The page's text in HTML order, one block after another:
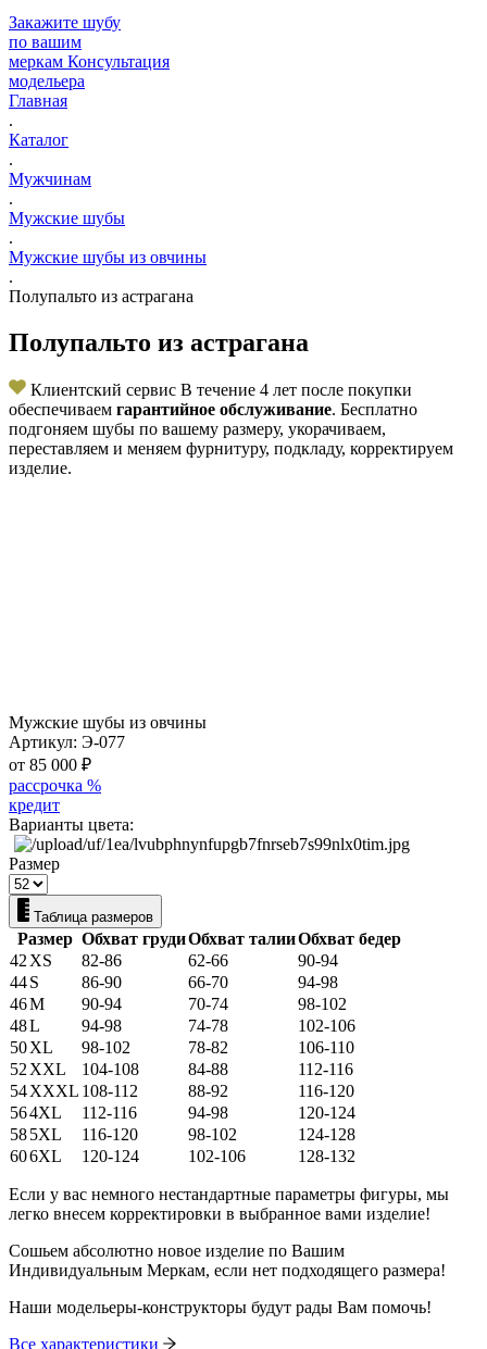
Закажите шубу
по вашим
меркам Консультация
модельера
Главная
.
Каталог
.
Мужчинам
.
Мужские шубы
.
Мужские шубы из овчины
.
Полупальто из астрагана
Полупальто из астрагана
Клиентский сервис В течение 4 лет после покупки
обеспечиваем гарантийное обслуживание. Бесплатно
подгоняем шубы по вашему размеру, укорачиваем,
переставляем и меняем фурнитуру, подкладу, корректируем
изделие.
Мужские шубы из овчины
Артикул: Э-077
от 85 000 ₽
рассрочка %
кредит
Варианты цвета:
Размер
Таблица размеров
Размер Обхват грудиОбхват талииОбхват бедер
42 XS 82-86 62-66
90-94
44S 86-90 66-70
94-98
46M 90-94 70-74
98-102
48L 94-98 74-78
102-106
50XL 98-102 78-82
106-110
52 XXL 104-108 84-88
112-116
54XXXL 108-112 88-92
116-120
564XL 112-116 94-98
120-124
585XL 116-120 98-102
124-128
606XL 120-124 102-106 128-132
Если у вас немного нестандартные параметры фигуры, мы
легко внесем корректировки в выбранное вами изделие!
Сошьем абсолютно новое изделие по Вашим
Индивидуальным Меркам, если нет подходящего размера!
Наши модельеры-конструкторы будут рады Вам помочь!
Все характеристики